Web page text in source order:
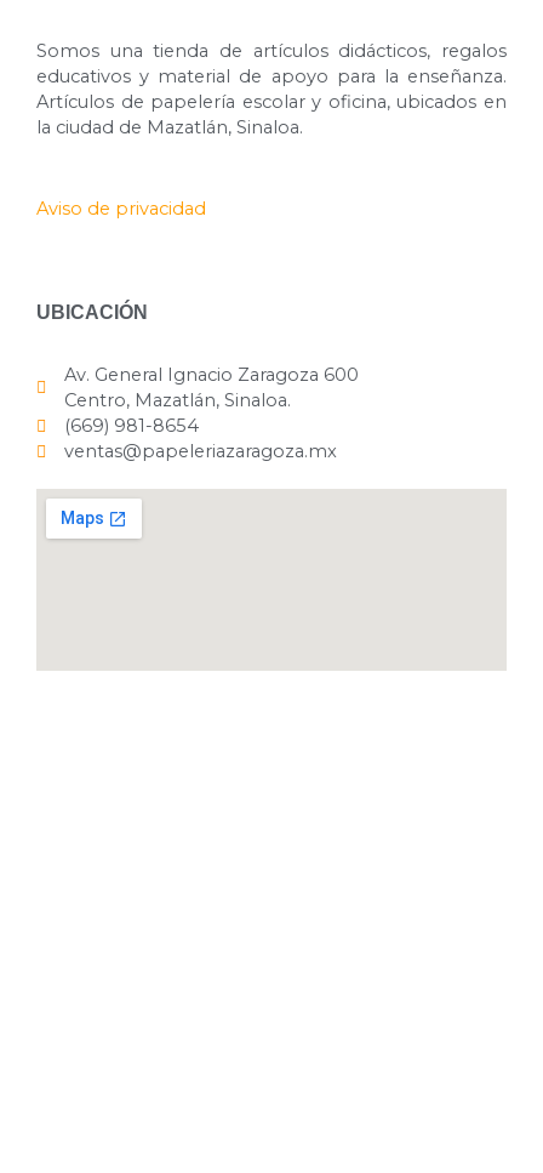
Somos una tienda de artículos didácticos, regalos
educativos y material de apoyo para la enseñanza.
Artículos de papelería escolar y oficina, ubicados en
la ciudad de Mazatlán, Sinaloa.
Aviso de privacidad
UBICACIÓN
Av. General Ignacio Zaragoza 600
Centro, Mazatlán, Sinaloa.
(669) 981-8654
ventas@papeleriazaragoza.mx